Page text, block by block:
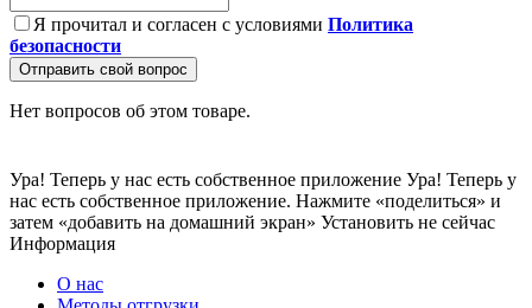
Я прочитал и согласен с условиями Политика
безопасности
Отправить свой вопрос
Нет вопросов об этом товаре.
Ура! Теперь у нас есть собственное приложение Ура! Теперь у
нас есть собственное приложение. Нажмите «поделиться» и
затем «добавить на домашний экран» Установить не сейчас
Информация
О нас